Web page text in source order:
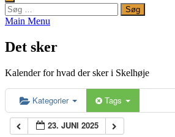
Søg
efter:
Main Menu
Det sker
Kalender for hvad der sker i Skelhøje
Kategorier Tags
23. JUNI 2025